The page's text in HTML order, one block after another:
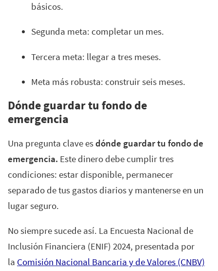
básicos.
Segunda meta: completar un mes.
Tercera meta: llegar a tres meses.
Meta más robusta: construir seis meses.
Dónde guardar tu fondo de
emergencia
Una pregunta clave esdónde guardar tu fondo de
emergencia. Este dinero debe cumplir tres
condiciones: estar disponible, permanecer
separado de tus gastos diarios y mantenerse en un
lugar seguro.
No siempre sucede así. La Encuesta Nacional de
Inclusión Financiera (ENIF) 2024, presentada por
la Comisión Nacional Bancaria y de Valores (CNBV)